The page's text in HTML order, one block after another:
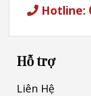
Hotline:
Hỗ trợ
Liên Hệ